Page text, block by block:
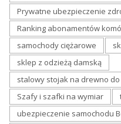
Prywatne ubezpieczenie
Ranking abonamentów
samochody ciężarowe
sklep z odzieżą damską
stalowy stojak na drewno
Szafy i szafki na wymiar
ubezpieczenie samochodu